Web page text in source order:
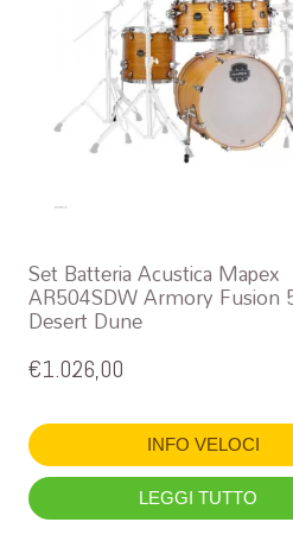
Set Batteria Acustica Mapex
AR504SDW Armory Fusion
Desert Dune
€1.026,00
INFO VELOCI
LEGGI TUTTO